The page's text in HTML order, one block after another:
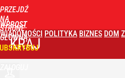
PRZEJDŹ
NA
STRONĘ
GŁÓWNĄ
WPROST
WIADOMOŚCI POLITYKA BIZNES DOM
KRAJ